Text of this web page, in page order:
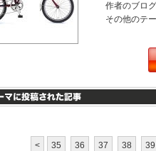
作者のブログ
その他のテー
< 35 36 37 38 39